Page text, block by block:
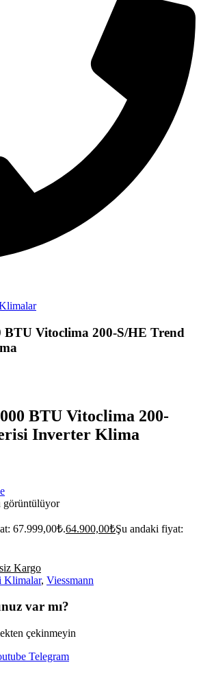
BTU Vitoclima 200-S/HE Trend
BTU Vitoclima 200-
Inverter Klima
görüntülüyor
67.999,00₺.64.900,00₺Şu andaki fiyat:
Kargo
Klimalar, Viessmann
var mı?
çekinmeyin
Telegram